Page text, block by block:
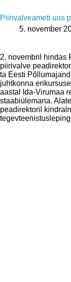
Piirivalveameti uus
5. november
2. novembril hindas
piirivalve
ta Eesti
juhtkonna
aastal Ida-Virumaa
staabiülemana.
peadirektoril